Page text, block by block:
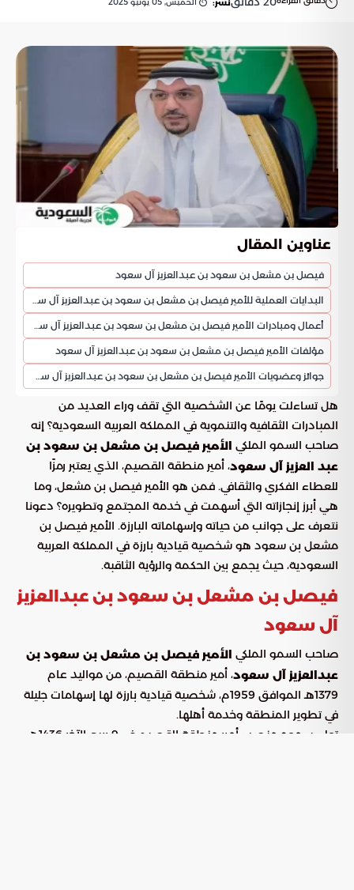
نشر:
عناوين المقال
فيصل بن مشعل بن سعود بن عبدالعزيز آل سعود
البدايات العملية للأمير فيصل بن مشعل بن سعود بن عبدالعزيز آل سعود
أعمال ومبادرات الأمير فيصل بن مشعل بن سعود بن عبدالعزيز آل سعود
مؤلفات الأمير فيصل بن مشعل بن سعود بن عبدالعزيز آل سعود
جوائز وعضويات الأمير فيصل بن مشعل بن سعود بن عبدالعزيز آل سعود
هل تساءلت يومًا عن الشخصية التي تقف وراء العديد من
المبادرات الثقافية والتنموية في المملكة العربية السعودية؟ إنه
صاحب السمو الملكي الأمير فيصل بن مشعل بن سعود بن
عبد العزيز آل سعود، أمير منطقة القصيم، الذي يعتبر رمزًا
للعطاء الفكري والثقافي. فمن هو الأمير فيصل بن مشعل، وما
هي أبرز إنجازاته التي أسهمت في خدمة المجتمع وتطويره؟ دعونا
نتعرف على جوانب من حياته وإسهاماته البارزة. الأمير فيصل بن
مشعل بن سعود هو شخصية قيادية بارزة في المملكة العربية
السعودية، حيث يجمع بين الحكمة والرؤية الثاقبة.
فيصل بن مشعل بن سعود بن عبدالعزيز
آل سعود
صاحب السمو الملكي الأمير فيصل بن مشعل بن سعود بن
عبدالعزيز آل سعود، أمير منطقة القصيم، من مواليد عام
1379هـ الموافق 1959م، شخصية قيادية بارزة لها إسهامات جليلة
في تطوير المنطقة وخدمة أهلها.
تولى سموه منصب أمير منطقة القصيم في 9 ربيع الآخر 1436هـ،